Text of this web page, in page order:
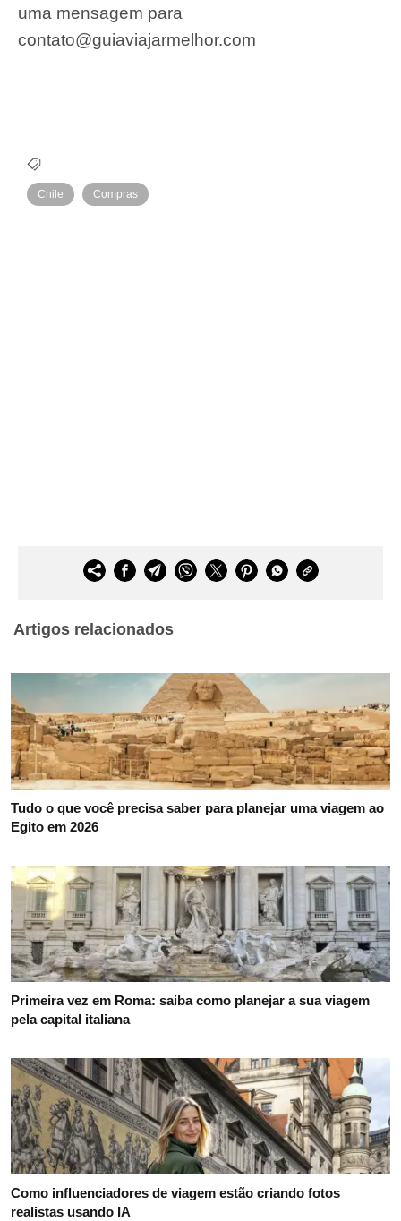
uma mensagem para
contato@guiaviajarmelhor.com
Chile Compras
Artigos relacionados
Tudo o que você precisa saber para planejar uma viagem ao
Egito em 2026
Primeira vez em Roma: saiba como planejar a sua viagem
pela capital italiana
Como influenciadores de viagem estão criando fotos
realistas usando IA